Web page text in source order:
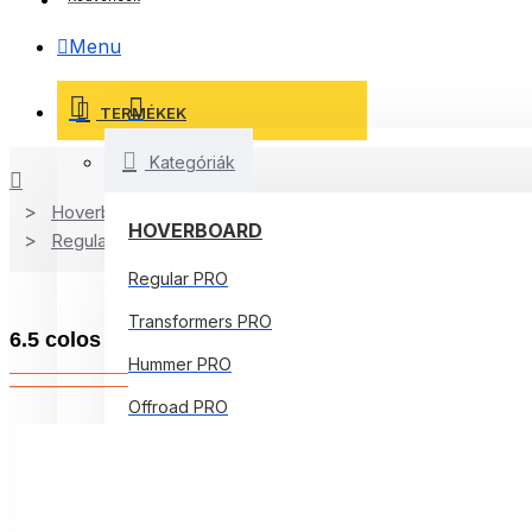
Menu
TERMÉKEK
Kategóriák
HOVERBOARD
Regular PRO
Transformers PRO
Hummer PRO
Offroad PRO
Hoverboard
Regular PRO
6.5 colos Hoverboard, Regular Pink PRO, Standard